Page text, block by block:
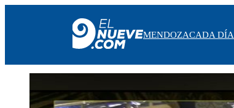
MENDOZA
CADA DÍA
MENDOZACADA DÍA